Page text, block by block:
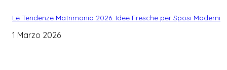
Le Tendenze Matrimonio 2026: Idee Fresche per Sposi Moderni
1 Marzo 2026